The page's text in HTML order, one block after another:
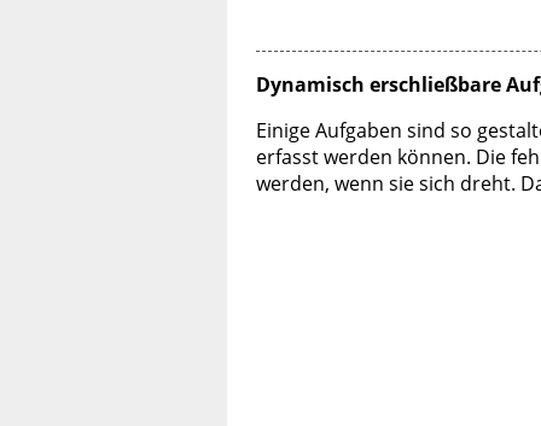
Dynamisch erschließbare
Einige Aufgaben sind so
erfasst werden können. Die
werden, wenn sie sich dreht.